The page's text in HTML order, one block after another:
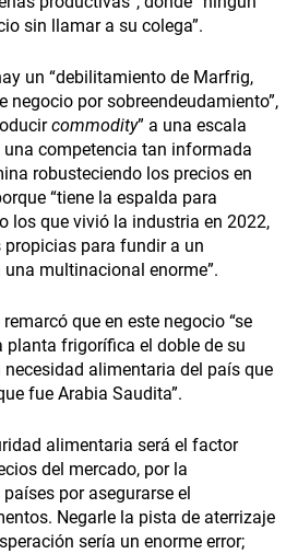
sin llamar a su colega”.
un “debilitamiento de Marfrig,
negocio por sobreendeudamiento”,
commodity” a una escala
una competencia tan informada
robusteciendo los precios en
“tiene la espalda para
los que vivió la industria en 2022,
para fundir a un
multinacional enorme”.
que en este negocio “se
planta frigorífica el doble de su
necesidad alimentaria del país que
fue Arabia Saudita”.
alimentaria será el factor
del mercado, por la
por asegurarse el
Negarle la pista de aterrizaje
sería un enorme error;